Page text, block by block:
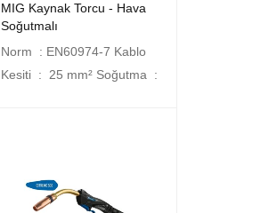
MIG Kaynak Torcu - Hava
Soğutmalı
Norm : EN60974-7 Kablo
Kesiti : 25 mm² Soğutma :